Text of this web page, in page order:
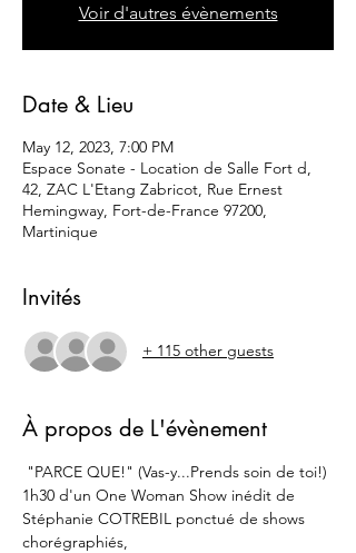
Voir d'autres évènements
Date & Lieu
May 12, 2023, 7:00 PM
Espace Sonate - Location de Salle Fort d,
42, ZAC L'Etang Zabricot, Rue Ernest
Hemingway, Fort-de-France 97200,
Martinique
Invités
+ 115 other guests
À propos de L'évènement
"PARCE QUE!" (Vas-y...Prends soin de toi!)
1h30 d'un One Woman Show inédit de
Stéphanie COTREBIL ponctué de shows
chorégraphiés,